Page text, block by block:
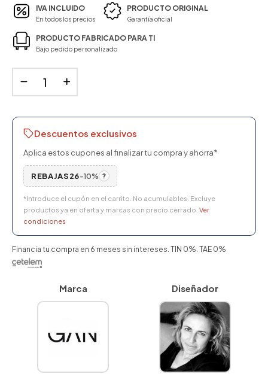
IVA INCLUIDO
En todos los precios
PRODUCTO ORIGINAL
Garantía oficial
PRODUCTO FABRICADO PARA TI
Bajo pedido personalizado
Descuentos exclusivos
Aplica estos cupones al finalizar tu compra y ahorra*
REBAJAS26-10% ?
*Introduce el cupón en el carrito. No acumulables. Excluye
productos ya en oferta y marcas con precio cerrado. Ver
condiciones
Financia tu compra en 6 meses sin intereses. TIN 0%. TAE 0%
Marca Diseñador